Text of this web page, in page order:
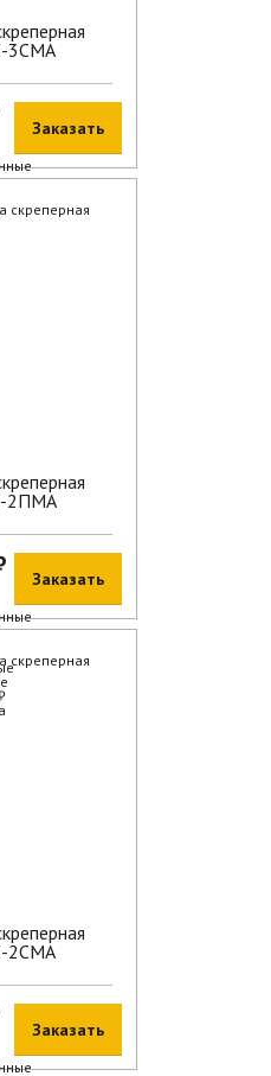
3СМА
Заказать
2ПМА
Заказать
2СМА
Заказать